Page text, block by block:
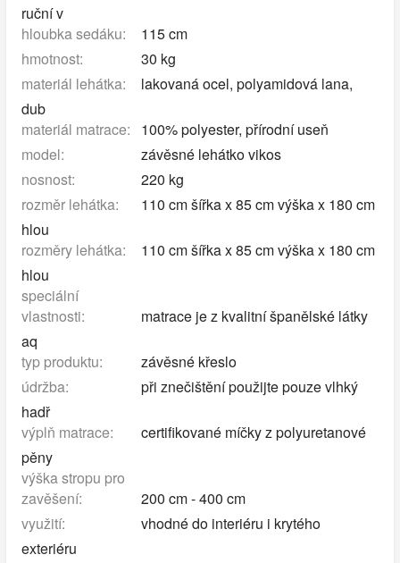
ruční v
hloubka sedáku:
115 cm
hmotnost:
30 kg
materiál lehátka:
lakovaná ocel, polyamidová lana,
dub
materiál matrace:
100% polyester, přírodní useň
model:
závěsné lehátko vikos
nosnost:
220 kg
rozměr lehátka:
110 cm šířka x 85 cm výška x 180 cm
hlou
rozměry lehátka:
110 cm šířka x 85 cm výška x 180 cm
hlou
speciální
vlastnosti:
matrace je z kvalitní španělské látky
aq
typ produktu:
závěsné křeslo
údržba:
při znečištění použijte pouze vlhký
hadř
výplň matrace:
certifikované míčky z polyuretanové
pěny
výška stropu pro
zavěšení:
200 cm - 400 cm
využití:
vhodné do interiéru i krytého
exteriéru